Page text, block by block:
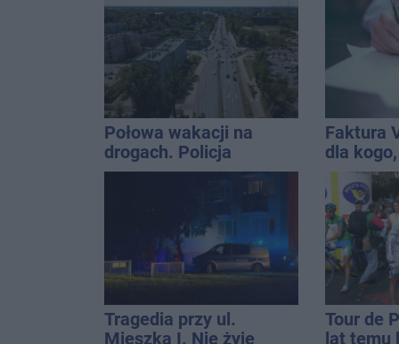
Połowa wakacji na
drogach. Policja
podsumowała lipiec
Faktura
dla
Tragedia przy ul.
Mieszka I. Nie żyje
Tour de
lat temu